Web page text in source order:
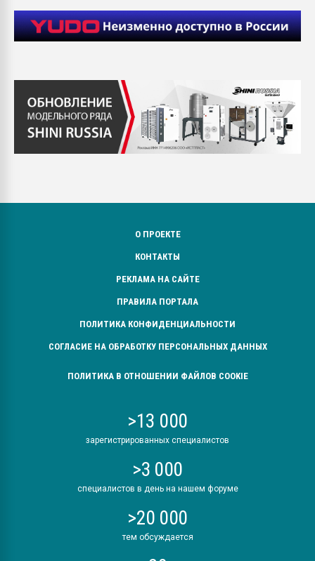
О ПРОЕКТЕ
КОНТАКТЫ
РЕКЛАМА НА САЙТЕ
ПРАВИЛА ПОРТАЛА
ПОЛИТИКА КОНФИДЕНЦИАЛЬНОСТИ
СОГЛАСИЕ НА ОБРАБОТКУ ПЕРСОНАЛЬНЫХ ДАННЫХ
ПОЛИТИКА В ОТНОШЕНИИ ФАЙЛОВ COOKIE
>13 000
зарегистрированных специалистов
>3 000
специалистов в день на нашем форуме
>20 000
тем обсуждается